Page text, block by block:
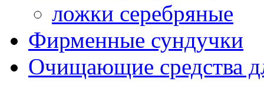
ложки серебряные
Фирменные сундучки
Очищающие средства